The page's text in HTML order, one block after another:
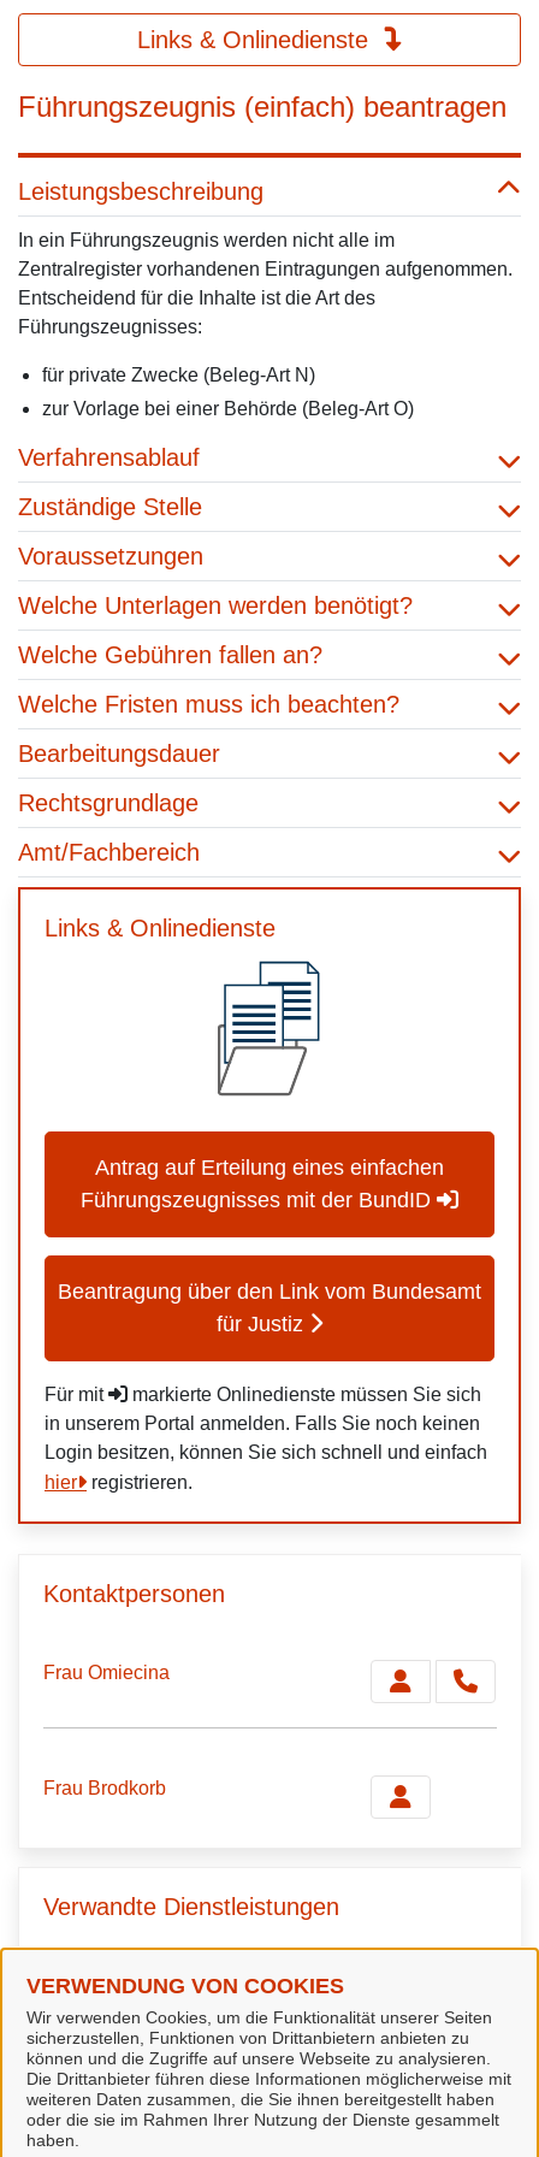
VERWENDUNG VON COOKIES
Wir verwenden Cookies, um die Funktionalität unserer Seiten
sicherzustellen, Funktionen von Drittanbietern anbieten zu
können und die Zugriffe auf unsere Webseite zu analysieren.
Die Drittanbieter führen diese Informationen möglicherweise mit
weiteren Daten zusammen, die Sie ihnen bereitgestellt haben
oder die sie im Rahmen Ihrer Nutzung der Dienste gesammelt
haben.
Links & Onlinedienste
Führungszeugnis (einfach) beantragen
Leistungsbeschreibung
In ein Führungszeugnis werden nicht alle im
Zentralregister vorhandenen Eintragungen aufgenommen.
Entscheidend für die Inhalte ist die Art des
Führungszeugnisses:
für private Zwecke (Beleg-Art N)
zur Vorlage bei einer Behörde (Beleg-Art O)
Verfahrensablauf
Zuständige Stelle
Voraussetzungen
Welche Unterlagen werden benötigt?
Welche Gebühren fallen an?
Welche Fristen muss ich beachten?
Bearbeitungsdauer
Rechtsgrundlage
Amt/Fachbereich
Links & Onlinedienste
Antrag auf Erteilung eines einfachen
Führungszeugnisses mit der BundID
Beantragung über den Link vom Bundesamt
für Justiz
Für mit
markierte Onlinedienste müssen Sie sich
in unserem Portal anmelden. Falls Sie noch keinen
Login besitzen, können Sie sich schnell und einfach
hier
registrieren.
Kontaktpersonen
Frau Omiecina
Frau Brodkorb
Verwandte Dienstleistungen
Führungszeugnis (erweitert) nach
§ 30a Abs. 1
Bundeszentralregistergesetz
beantragen